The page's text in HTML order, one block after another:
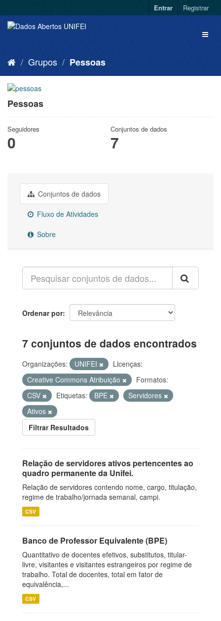
Entrar Registrar
Grupos Pessoas
Pessoas
Seguidores
0
Conjuntos de dados
7
Conjuntos de dados
Fluxo de Atividades
Sobre
Ordenar por
7 conjuntos de dados encontrados
Organizações: UNIFEI
Licenças:
Creative Commons Atribuição
Formatos:
CSV
Etiquetas: BPE
Servidores
Ativos
Filtrar Resultados
Relação de servidores ativos pertencentes ao
quadro permanente da Unifei.
Relação de servidores contendo nome, cargo, titulação,
regime de trabalho/jornada semanal, campi.
CSV
Banco de Professor Equivalente (BPE)
Quantitativo de docentes efetivos, substitutos, titular-
livre, visitantes e visitantes estrangeiros por regime de
trabalho. Total de docentes, total em fator de
equivalência,...
CSV